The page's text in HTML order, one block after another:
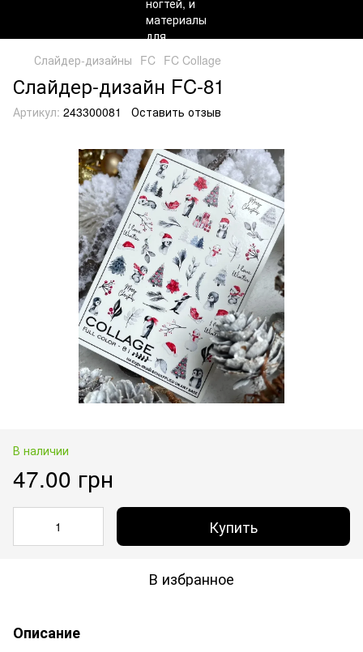
Слайдер-дизайны FC FC Collage
Слайдер-дизайн FC-81
Артикул: 243300081 Оставить отзыв
В наличии
47.00 грн
Купить
В избранное
Описание